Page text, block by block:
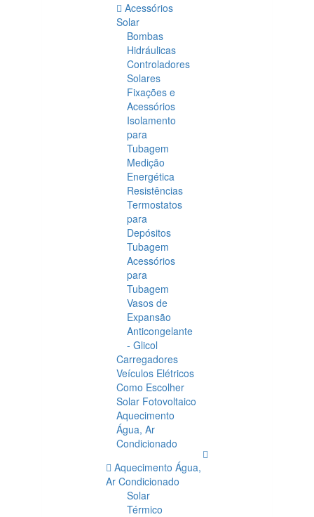
Acessórios
Solar
Bombas
Hidráulicas
Controladores
Solares
Fixações e
Acessórios
Isolamento
para
Tubagem
Medição
Energética
Resistências
Termostatos
para
Depósitos
Tubagem
Acessórios
para
Tubagem
Vasos de
Expansão
Anticongelante
- Glicol
Carregadores
Veículos Elétricos
Como Escolher
Solar Fotovoltaico
Aquecimento
Água, Ar
Condicionado
Aquecimento Água,
Ar Condicionado
Solar
Térmico